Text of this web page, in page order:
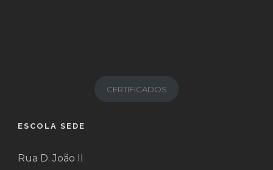
CERTIFICADOS
ESCOLA SEDE
Rua D. João II